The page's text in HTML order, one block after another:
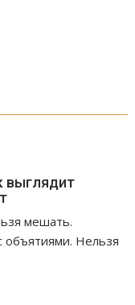
выглядит
мешать.
объятиями. Нельзя